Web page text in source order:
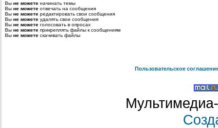
Вы не можете начинать темы
Вы не можете отвечать на сообщения
Вы не можете редактировать свои сообщения
Вы не можете удалять свои сообщения
Вы не можете голосовать в опросах
Вы не можете прикреплять файлы к сообщениям
Вы не можете скачивать файлы
Пользовательское